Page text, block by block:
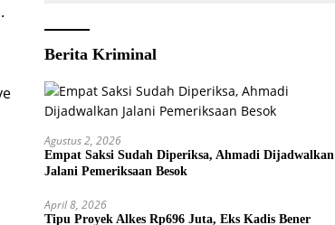
Berita Kriminal
Agustus 2, 2026
Empat Saksi Sudah Diperiksa, Ahmadi Dijadwalkan
Jalani Pemeriksaan Besok
April 8, 2026
Tipu Proyek Alkes Rp696 Juta, Eks Kadis Bener